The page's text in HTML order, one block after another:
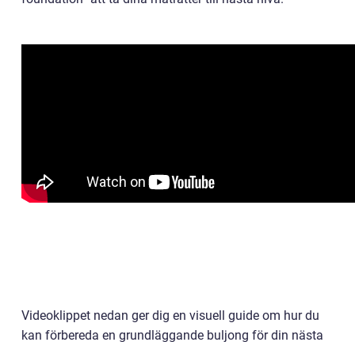
Videoklippet nedan ger dig en visuell guide om hur du
kan förbereda en grundläggande buljong för din nästa